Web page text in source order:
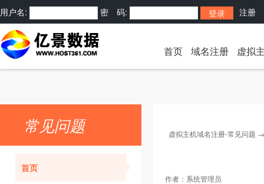
用户名: 密 码: 注册
首页 域名注册 虚拟
常见问题
首页
虚拟主机域名注册-常见问题
作者： 系统管理员